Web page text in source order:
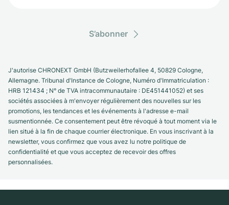
S’abonner
J'autorise CHRONEXT GmbH (Butzweilerhofallee 4, 50829 Cologne,
Allemagne. Tribunal d'Instance de Cologne, Numéro d'Immatriculation :
HRB 121434 ; N° de TVA intracommunautaire : DE451441052) et ses
sociétés associées à m'envoyer régulièrement des nouvelles sur les
promotions, les tendances et les événements à l'adresse e-mail
susmentionnée. Ce consentement peut être révoqué à tout moment via le
lien situé à la fin de chaque courrier électronique. En vous inscrivant à la
newsletter, vous confirmez que vous avez lu notre politique de
confidentialité et que vous acceptez de recevoir des offres
personnalisées.